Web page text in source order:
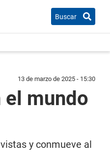
Buscar
13 de marzo de 2025 - 15:30
el mundo
y conmueve al